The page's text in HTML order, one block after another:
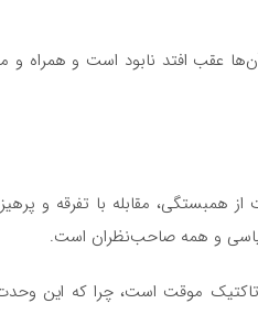
عقب افتد نابود است و همراه و
همبستگی، مقابله با تفرقه و
و همه صاحب‌نظران است.
تاکتیک موقت است، چرا که این